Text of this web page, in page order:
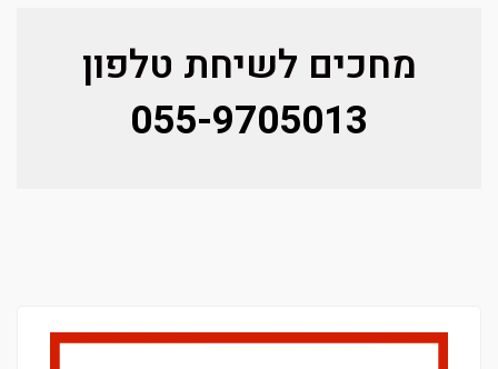
מחכים לשיחת טלפון
055-9705013